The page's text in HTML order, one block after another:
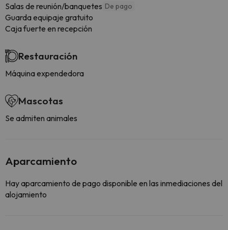
Salas de reunión/banquetes De pago
Guarda equipaje gratuito
Caja fuerte en recepción
Restauración
Máquina expendedora
Mascotas
Se admiten animales
Aparcamiento
Hay aparcamiento de pago disponible en las inmediaciones del
alojamiento